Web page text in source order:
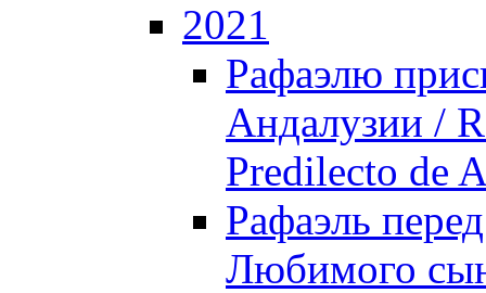
2021
Рафаэлю
Андалузии /
Predilecto de
Рафаэль
Любимого